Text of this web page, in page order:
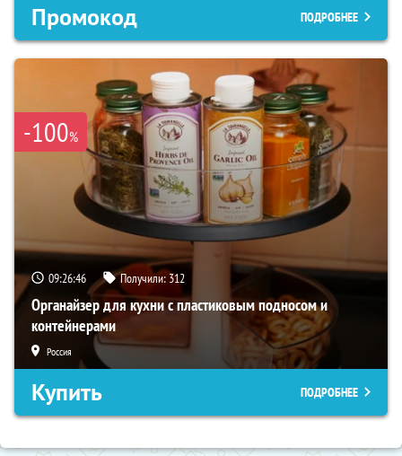
Промокод ПОДРОБНЕЕ
-100%
09:26:45 Получили: 312
Органайзер для кухни с пластиковым подносом и
контейнерами
Россия
Купить ПОДРОБНЕЕ